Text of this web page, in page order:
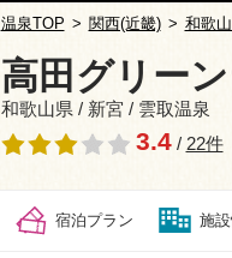
温泉TOP > 関西(近畿) > 和歌
高田グリー
和歌山県 / 新宮 / 雲取温泉
3.4/ 22件
宿泊プラン 施